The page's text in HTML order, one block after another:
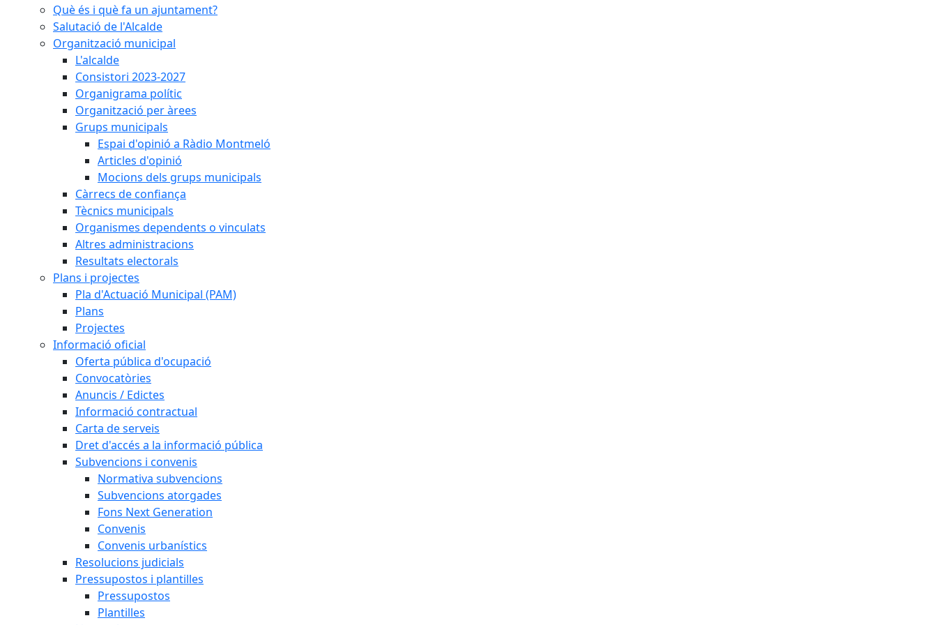
Què és i què fa un ajuntament?
Salutació de l'Alcalde
Organització municipal
L'alcalde
Consistori 2023-2027
Organigrama polític
Organització per àrees
Grups municipals
Espai d'opinió a Ràdio Montmeló
Articles d'opinió
Mocions dels grups municipals
Càrrecs de confiança
Tècnics municipals
Organismes dependents o vinculats
Altres administracions
Resultats electorals
Plans i projectes
Pla d'Actuació Municipal (PAM)
Plans
Projectes
Informació oficial
Oferta pública d'ocupació
Convocatòries
Anuncis / Edictes
Informació contractual
Carta de serveis
Dret d'accés a la informació pública
Subvencions i convenis
Normativa subvencions
Subvencions atorgades
Fons Next Generation
Convenis
Convenis urbanístics
Resolucions judicials
Pressupostos i plantilles
Pressupostos
Plantilles